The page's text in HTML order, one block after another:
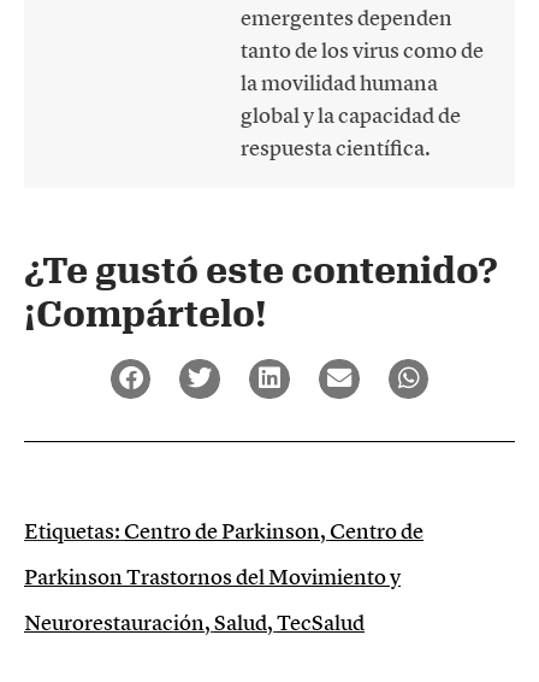
emergentes dependen
tanto de los virus como de
la movilidad humana
global y la capacidad de
respuesta científica.
¿Te gustó este contenido?
¡Compártelo!
Etiquetas:Centro de Parkinson,Centro de
Parkinson Trastornos del Movimiento y
Neurorestauración,Salud,TecSalud